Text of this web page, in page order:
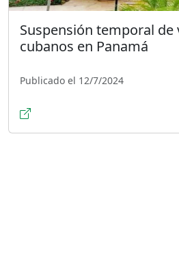
Suspensión temporal de
cubanos en Panamá
Publicado el 12/7/2024